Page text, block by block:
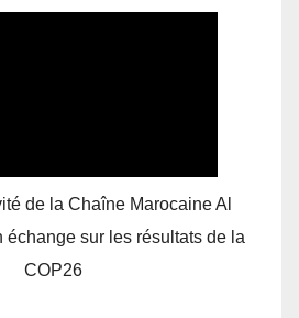
de la Chaîne Marocaine Al
échange sur les résultats de la
COP26